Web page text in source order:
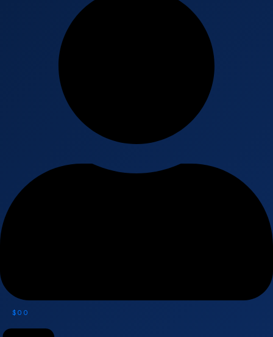
$ 0 0